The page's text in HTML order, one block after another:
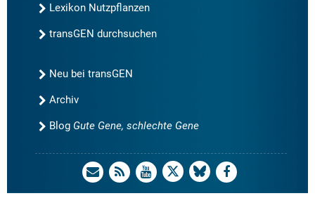
Lexikon Nutzpflanzen
transGEN durchsuchen
Neu bei transGEN
Archiv
Blog Gute Gene, schlechte Gene